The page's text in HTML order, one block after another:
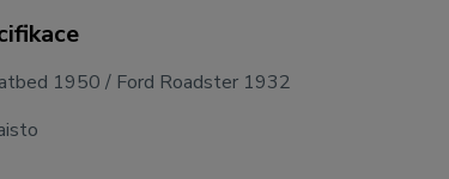
1950 / Ford Roadster 1932